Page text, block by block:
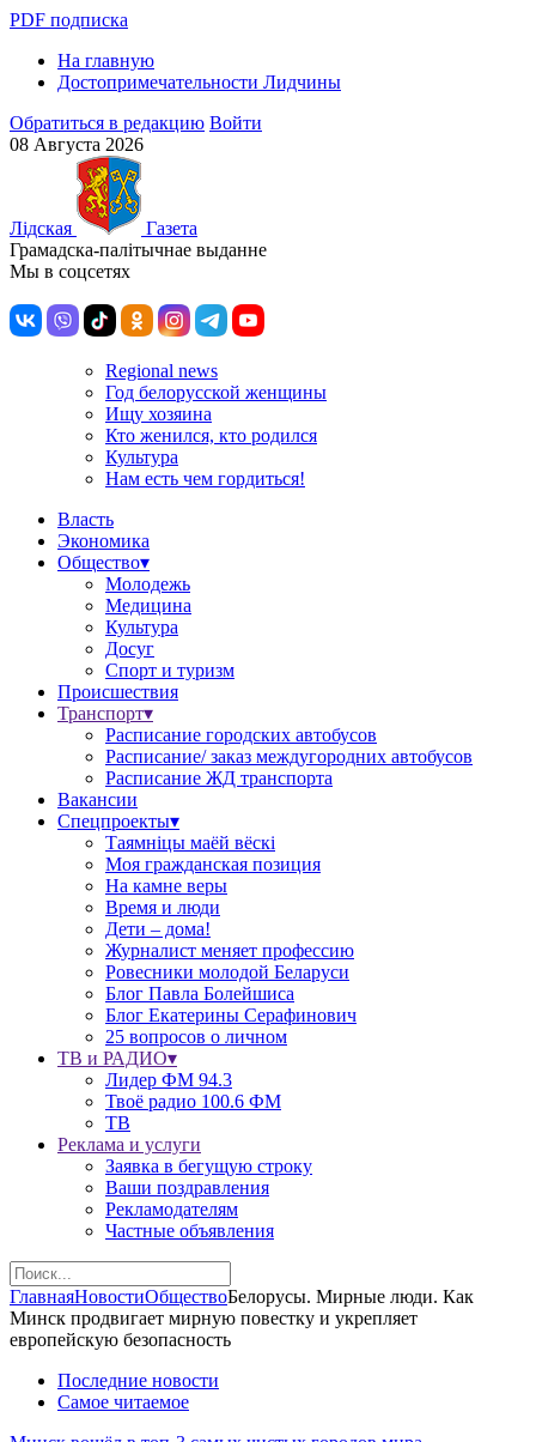
PDF подписка
На главную
Достопримечательности Лидчины
Обратиться в редакцию Войти
08 Августа 2026
Лiдская
Газета
Грамадска-палiтычнае выданне
Мы в соцсетях
Regional news
Год белорусской женщины
Ищу хозяина
Кто женился, кто родился
Культура
Нам есть чем гордиться!
Власть
Экономика
Общество▾
Молодежь
Медицина
Культура
Досуг
Спорт и туризм
Происшествия
Транспорт▾
Расписание городских автобусов
Расписание/ заказ междугородних автобусов
Расписание ЖД транспорта
Вакансии
Спецпроекты▾
Таямніцы маёй вёскі
Моя гражданская позиция
На камне веры
Время и люди
Дети – дома!
Журналист меняет профессию
Ровесники молодой Беларуси
Блог Павла Болейшиса
Блог Екатерины Серафинович
25 вопросов о личном
ТВ и РАДИО▾
Лидер ФМ 94.3
Твоё радио 100.6 ФМ
ТВ
Реклама и услуги
Заявка в бегущую строку
Ваши поздравления
Рекламодателям
Частные объявления
ГлавнаяНовостиОбществоБелорусы. Мирные люди. Как
Минск продвигает мирную повестку и укрепляет
европейскую безопасность
Последние новости
Самое читаемое